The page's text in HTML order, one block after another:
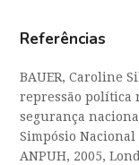
Referências
BAUER, Caroline
repressão
segurança
Simpósio
ANPUH, 2005,